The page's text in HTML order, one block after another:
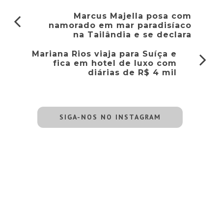
Marcus Majella posa com
namorado em mar paradisíaco
na Tailândia e se declara
Mariana Rios viaja para Suíça e
fica em hotel de luxo com
diárias de R$ 4 mil
SIGA-NOS NO INSTAGRAM